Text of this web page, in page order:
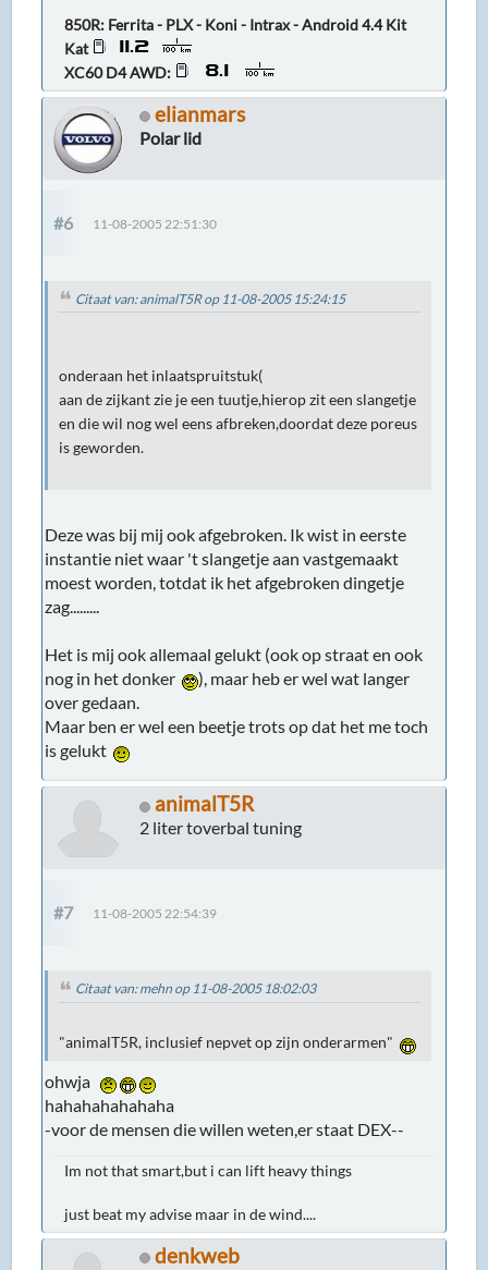
850R: Ferrita - PLX - Koni - Intrax - Android 4.4 Kit
Kat
XC60 D4 AWD:
elianmars
Polar lid
#6 11-08-2005 22:51:30
Citaat van: animalT5R op 11-08-2005 15:24:15
onderaan het inlaatspruitstuk(
aan de zijkant zie je een tuutje,hierop zit een slangetje
en die wil nog wel eens afbreken,doordat deze poreus
is geworden.
Deze was bij mij ook afgebroken. Ik wist in eerste
instantie niet waar 't slangetje aan vastgemaakt
moest worden, totdat ik het afgebroken dingetje
zag.........
Het is mij ook allemaal gelukt (ook op straat en ook
nog in het donker
), maar heb er wel wat langer
over gedaan.
Maar ben er wel een beetje trots op dat het me toch
is gelukt
animalT5R
2 liter toverbal tuning
#7 11-08-2005 22:54:39
Citaat van: mehn op 11-08-2005 18:02:03
"animalT5R, inclusief nepvet op zijn onderarmen"
ohwja
hahahahahahaha
-voor de mensen die willen weten,er staat DEX--
Im not that smart,but i can lift heavy things
just beat my advise maar in de wind....
denkweb